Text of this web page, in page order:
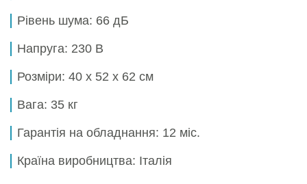
Рівень шума: 66 дБ
Напруга: 230 В
Розміри: 40 x 52 x 62 см
Вага: 35 кг
Гарантія на обладнання: 12 міс.
Країна виробництва: Італія